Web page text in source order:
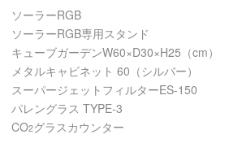
ソーラーRGB
ソーラーRGB専用スタンド
キューブガーデンW60×D30×H25（cm）
メタルキャビネット 60（シルバー）
スーパージェットフィルターES-150
パレングラス TYPE-3
CO2グラスカウンター